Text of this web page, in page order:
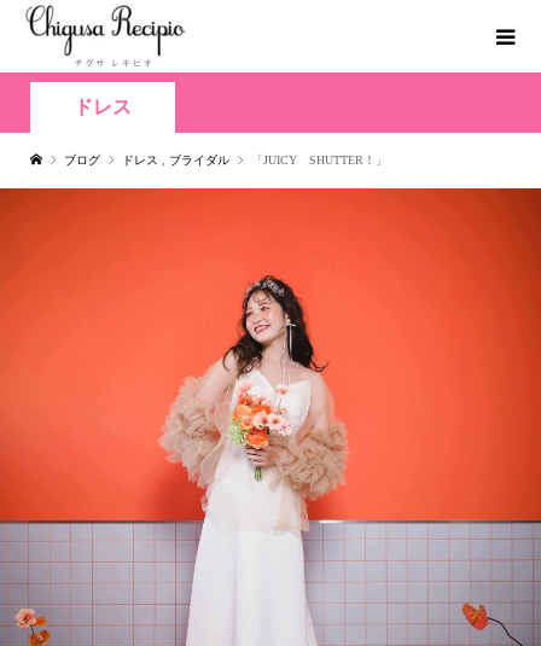
ドレス
ブログ ドレス ブライダル 「JUICY SHUTTER！」